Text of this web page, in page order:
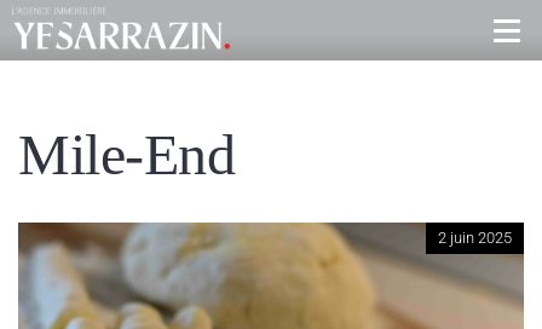
Mile-End
2 juin 2025